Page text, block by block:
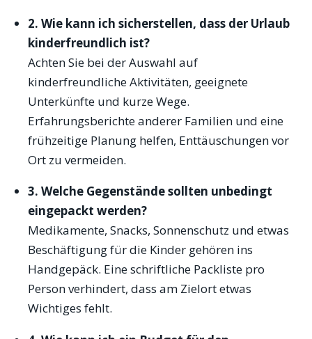
2. Wie kann ich sicherstellen, dass der Urlaub
kinderfreundlich ist?
Achten Sie bei der Auswahl auf
kinderfreundliche Aktivitäten, geeignete
Unterkünfte und kurze Wege.
Erfahrungsberichte anderer Familien und eine
frühzeitige Planung helfen, Enttäuschungen vor
Ort zu vermeiden.
3. Welche Gegenstände sollten unbedingt
eingepackt werden?
Medikamente, Snacks, Sonnenschutz und etwas
Beschäftigung für die Kinder gehören ins
Handgepäck. Eine schriftliche Packliste pro
Person verhindert, dass am Zielort etwas
Wichtiges fehlt.